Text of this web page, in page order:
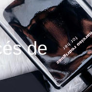
de